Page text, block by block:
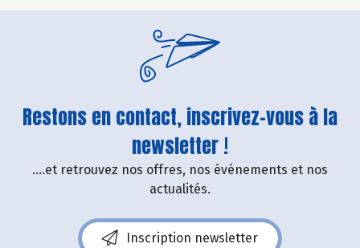
Restons en contact, inscrivez-vous à la
newsletter !
....et retrouvez nos offres, nos événements et nos
actualités.
Inscription newsletter